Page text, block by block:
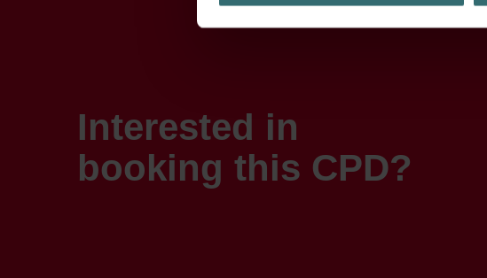
Datenschutzerklärung widerrufen.
Zehnder Group België nv/sa: Déclarations
Zehnder Group Czech Republic s.r.o.:
Zehnder Group Ibérica SAU: Política de
Interested in
booking this CPD?